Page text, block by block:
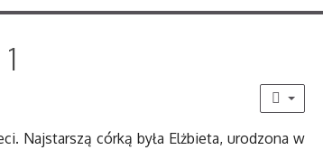
Najstarszą córką była Elżbieta, urodzona w